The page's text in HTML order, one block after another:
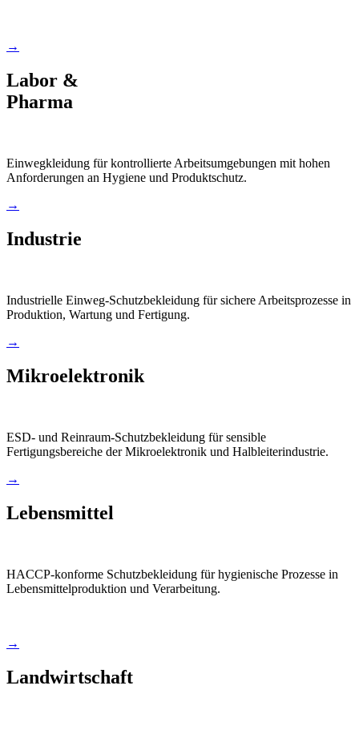
→
Labor &
Pharma
Einwegkleidung für kontrollierte Arbeitsumgebungen mit hohen
Anforderungen an Hygiene und Produktschutz.
→
Industrie
Industrielle Einweg-Schutzbekleidung für sichere Arbeitsprozesse in
Produktion, Wartung und Fertigung.
→
Mikroelektronik
ESD- und Reinraum-Schutzbekleidung für sensible
Fertigungsbereiche der Mikroelektronik und Halbleiterindustrie.
→
Lebensmittel
HACCP-konforme Schutzbekleidung für hygienische Prozesse in
Lebensmittelproduktion und Verarbeitung.
→
Landwirtschaft